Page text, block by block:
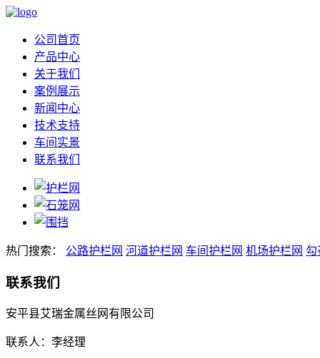
公司首页
产品中心
关于我们
案例展示
新闻中心
技术支持
车间实景
联系我们
热门搜索： 公路护栏网 河道护栏网 车间护栏网 机场护栏网 勾
联系我们
安平县艾瑞金属丝网有限公司
联系人：李经理